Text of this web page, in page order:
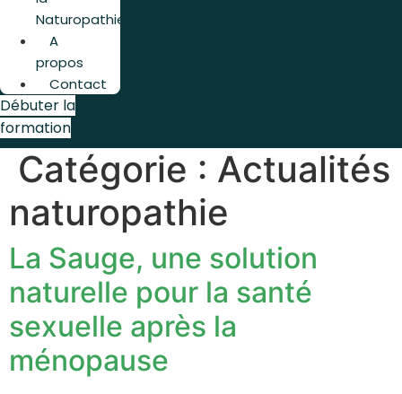
Naturopathie
A
propos
Contact
Débuter la
formation
Catégorie : Actualités
naturopathie
La Sauge, une solution
naturelle pour la santé
sexuelle après la
ménopause